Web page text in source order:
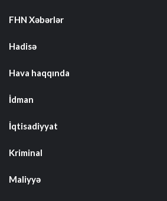
FHN Xəbərlər
Hadisə
Hava haqqında
İdman
İqtisadiyyat
Kriminal
Maliyyə